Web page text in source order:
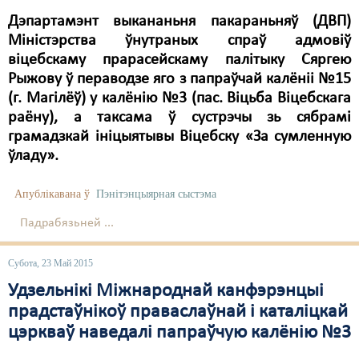
Дэпартамэнт выкананьня пакараньняў (ДВП)
Міністэрства ўнутраных спраў адмовіў
віцебскаму прарасейскаму палітыку Сяргею
Рыжову ў пераводзе яго з папраўчай калёніі №15
(г. Магілёў) у калёнію №3 (пас. Віцьба Віцебскага
раёну), а таксама ў сустрэчы зь сябрамі
грамадзкай ініцыятывы Віцебску «За сумленную
ўладу».
Апублікавана ў Пэнітэнцыярная сыстэма
Падрабязьней ...
Субота, 23 Май 2015
Удзельнікі Міжнароднай канфэрэнцыі
прадстаўнікоў праваслаўнай і каталіцкай
цэркваў наведалі папраўчую калёнію №3
Правы працоўных
Сацыяльныя правы